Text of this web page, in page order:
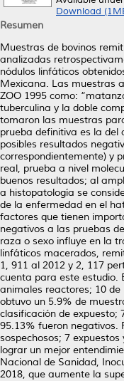
Download
Resumen
Muestras de bovinos
analizadas
nódulos linfáticos
Mexicana. Las muestras
ZOO 1995 como:
tuberculina y la doble
tomaron las muestras
prueba definitiva es la del
posibles resultados
correspondientemente) y
real, prueba a nivel
buenos resultados; al
a histopatología se
de la enfermedad en el
factores que tienen
negativos a las pruebas
raza o sexo influye en la
linfáticos macerados,
1, 911 al 2012 y 2, 117
cuenta para este estudio.
animales reactores; 10 de
obtuvo un 5.9% de
clasificación de expuesto;
95.13% fueron negativos.
sospechosos; 7
lograr un mejor
Nacional de Sanidad,
2018, que aumente la